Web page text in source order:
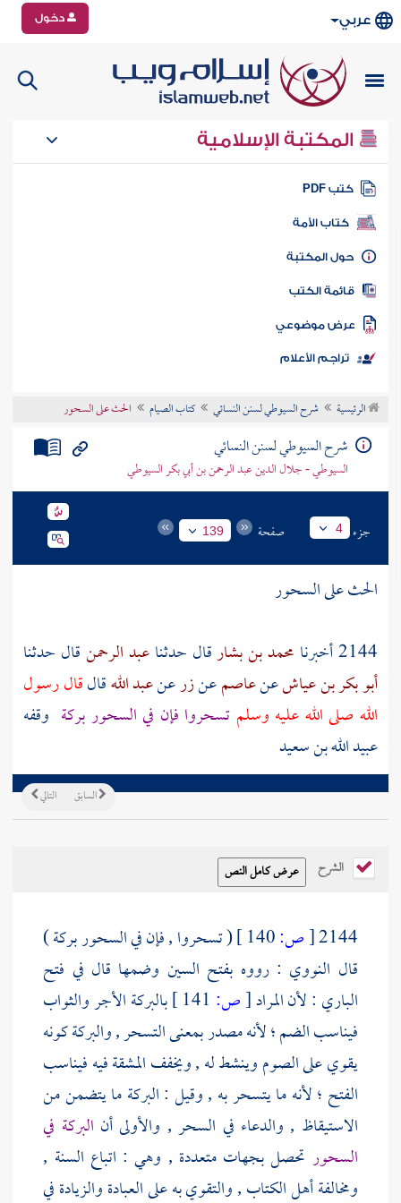
عربي دخول
المكتبة الإسلامية
كتب PDF
كتاب الأمة
المكتبة
الكتب
موضوعي
تراجم الأعلام
الرئيسية شرح السيوطي لسنن النسائي كتاب الصيام الحث على السحور
شرح السيوطي لسنن النسائي
السيوطي - جلال الدين عبد الرحمن بن أبي بكر السيوطي
جزء 4 صفحة 139
الحث على السحور
2144 أخبرنا
محمد بن بشارقال حدثناعبد الرحمنقال حدثنا
أبو بكر بن عياشعنعاصمعنزرعنعبد اللهقالقال رسول
الله صلى الله عليه وسلم تسحروا فإن في السحور بركة وقفه
عبيد الله بن سعيد
التالي السابق
الشرح
2144
[ص:
( تسحروا , فإن في السحور بركة )
قال النووي : رووه بفتح السين وضمها قال في فتح
الباري : لأن المراد[ص:
بالبركة الأجر والثواب
فيناسب الضم ؛ لأنه مصدر بمعنى التسحر , والبركة كونه
يقوي على الصوم وينشط له , ويخفف المشقة فيه فيناسب
الفتح ؛ لأنه ما يتسحر به , وقيل : البركة ما يتضمن من
الاستيقاظ , والدعاء في السحر , والأولى أن البركة في
السحور تحصل بجهات متعددة , وهي : اتباع السنة ,
ومخالفة أهل الكتاب , والتقوي به على العبادة والزيادة في